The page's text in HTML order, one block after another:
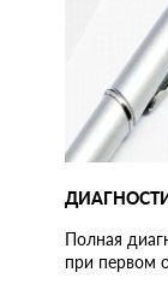
Полная
при первом